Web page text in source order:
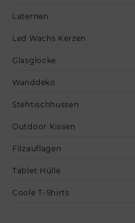
Laternen
Led Wachs Kerzen
Glasglocke
Wanddeko
Stehtischhussen
Outdoor Kissen
Filzauflagen
Tablet Hülle
Coole T-Shirts